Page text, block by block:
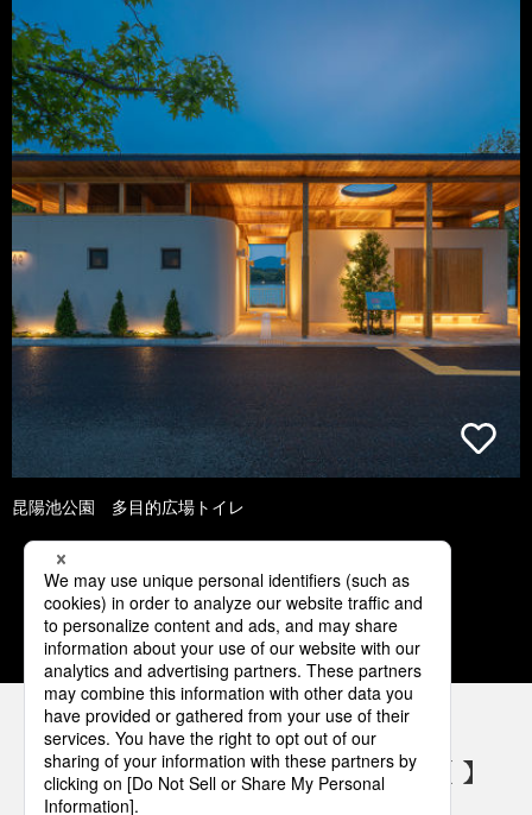
昆陽池公園 多目的広場トイレ
1 2 3 4 5
パナソニックの電気設備 SNSアカウント